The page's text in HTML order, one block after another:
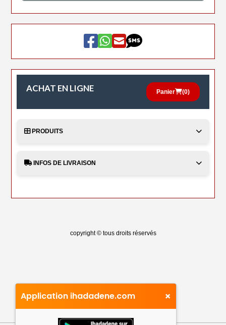
ACHAT EN LIGNE Panier (0)
PRODUITS
INFOS DE LIVRAISON
copyright © tous droits réservés
Application ihadadene.com ×